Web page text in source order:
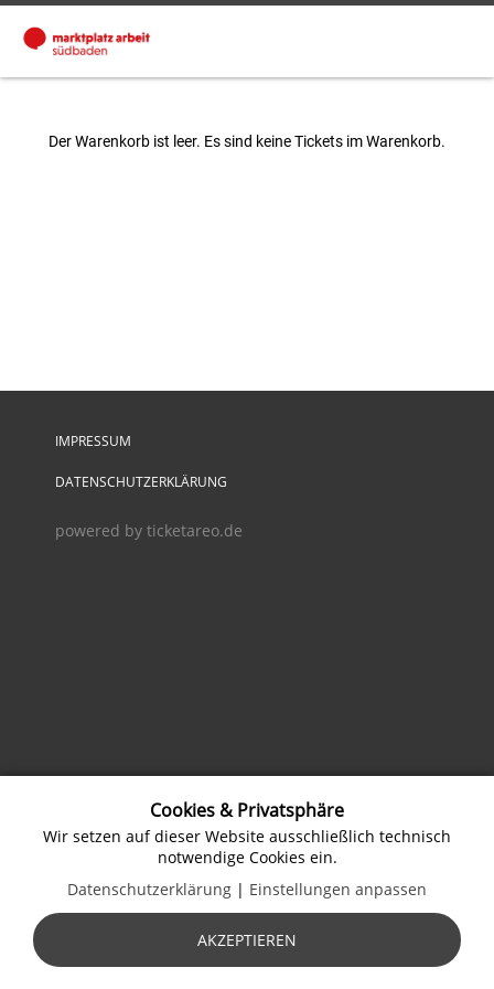
Der Warenkorb ist leer. Es sind keine Tickets im Warenkorb.
IMPRESSUM
DATENSCHUTZERKLÄRUNG
powered by ticketareo.de
Cookies & Privatsphäre
Wir setzen auf dieser Website ausschließlich technisch
notwendige Cookies ein.
Datenschutzerklärung | Einstellungen anpassen
AKZEPTIEREN